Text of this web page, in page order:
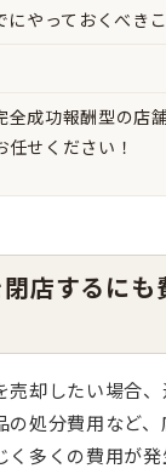
にやっておくべき
成功報酬型の店
任せください！
店するにも
売却したい場合
の処分費用など
く多くの費用が